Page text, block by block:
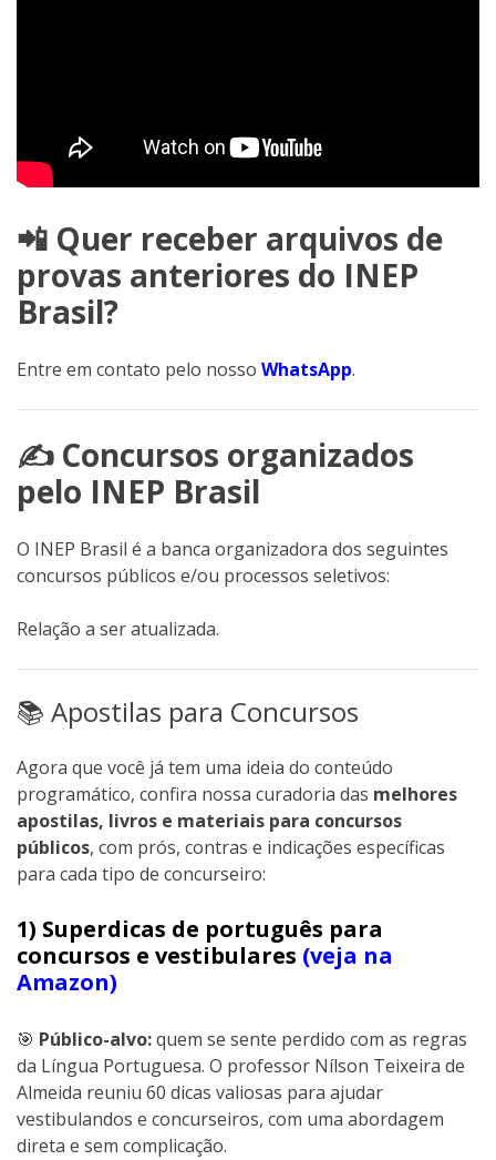
📲 Quer receber arquivos de
provas anteriores do INEP
Brasil?
Entre em contato pelo nosso WhatsApp.
✍️ Concursos organizados
pelo INEP Brasil
O INEP Brasil é a banca organizadora dos seguintes
concursos públicos e/ou processos seletivos:
Relação a ser atualizada.
📚 Apostilas para Concursos
Agora que você já tem uma ideia do conteúdo
programático, confira nossa curadoria das melhores
apostilas, livros e materiais para concursos
públicos, com prós, contras e indicações específicas
para cada tipo de concurseiro:
1) Superdicas de português para
concursos e vestibulares (veja na
Amazon)
🎯 Público-alvo:quem se sente perdido com as regras
da Língua Portuguesa. O professor Nílson Teixeira de
Almeida reuniu 60 dicas valiosas para ajudar
vestibulandos e concurseiros, com uma abordagem
direta e sem complicação.